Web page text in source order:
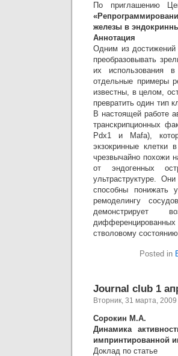
По приглашению
железы в
Аннотация
Одним из достижений
преобразовывать
их использования
отдельные примеры
известны, в целом,
превратить один тип
В настоящей работе
транскрипционных
Pdx1 и Mafa),
экзокринные клетки
чрезвычайно похожи
от эндогенных
ультраструктуре.
способны понижать
ремоделингу
демонстрирует
стволовому
Posted in
Journal club 1
Вторник, 31 марта, 2009
Сорокин М.А.
Динамика
импринтированной
Доклад по статье